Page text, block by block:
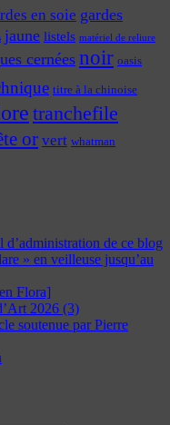
en soie gardes
jaune listels matériel de reliure
cernées noir oasis
titre à la chinoise
tranchefile
or vert whatman
de ce blog
» en veilleuse jusqu’au
Flora]
2026 (3)
soutenue par Pierre